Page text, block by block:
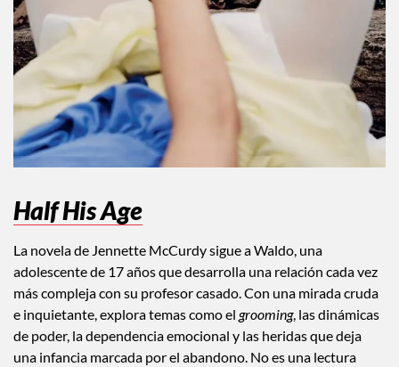
Half His Age
La novela de Jennette McCurdy sigue a Waldo, una
adolescente de 17 años que desarrolla una relación cada vez
más compleja con su profesor casado. Con una mirada cruda
e inquietante, explora temas como el grooming, las dinámicas
de poder, la dependencia emocional y las heridas que deja
una infancia marcada por el abandono. No es una lectura